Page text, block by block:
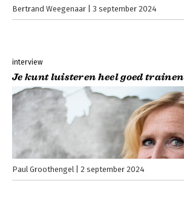
Bertrand Weegenaar 3 september 2024
interview
Je kunt luisteren heel goed trainen
Paul Groothengel 2 september 2024